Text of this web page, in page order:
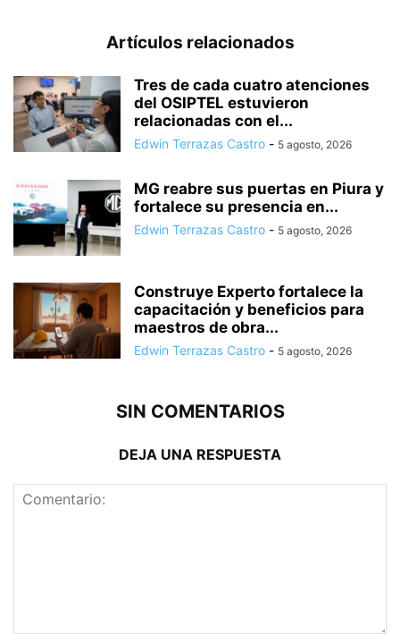
Artículos relacionados
Tres de cada cuatro atenciones
del OSIPTEL estuvieron
relacionadas con el...
Edwin Terrazas Castro - 5 agosto, 2026
MG reabre sus puertas en Piura y
fortalece su presencia en...
Edwin Terrazas Castro - 5 agosto, 2026
Construye Experto fortalece la
capacitación y beneficios para
maestros de obra...
Edwin Terrazas Castro - 5 agosto, 2026
SIN COMENTARIOS
DEJA UNA RESPUESTA